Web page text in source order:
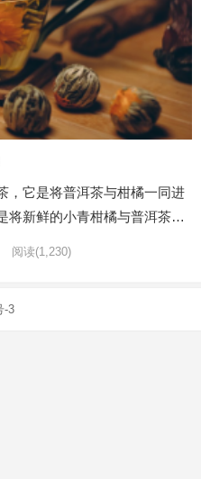
，它是将普洱茶与柑橘一同进
将新鲜的小青柑橘与普洱茶…
阅读(1,230)
-3